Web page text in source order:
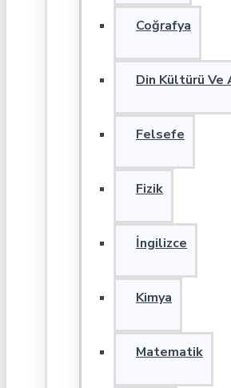
Coğrafya
Din Kültürü Ve
Felsefe
Fizik
İngilizce
Kimya
Matematik